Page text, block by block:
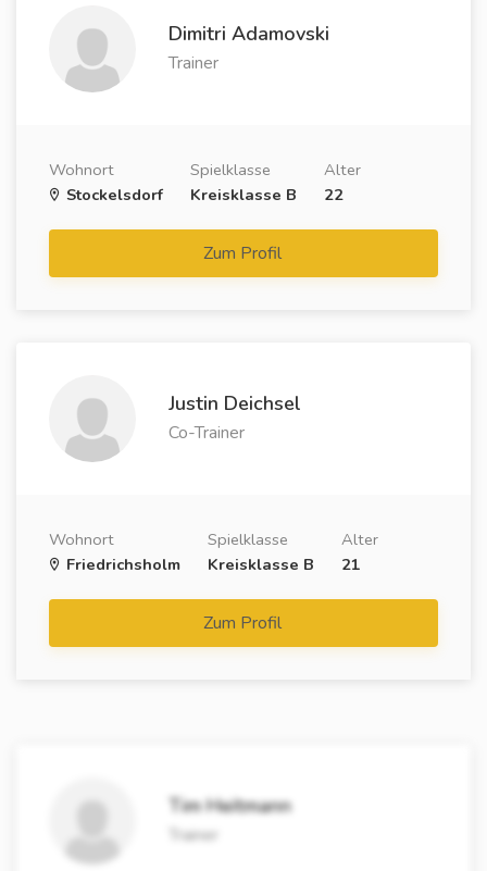
Dimitri Adamovski
Trainer
Wohnort
Stockelsdorf
Spielklasse
Kreisklasse B
Alter
22
Zum Profil
Justin Deichsel
Co-Trainer
Wohnort
Friedrichsholm
Spielklasse
Kreisklasse B
Alter
21
Zum Profil
Tim Heitmann
Trainer